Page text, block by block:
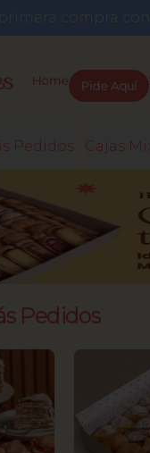
primera compra
Home
Pide Aquí
Pedidos Cajas
Pedidos